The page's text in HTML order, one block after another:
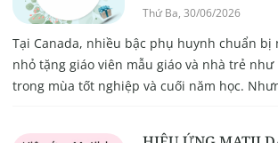
Thứ Ba, 30/06/2026
Tại Canada, nhiều bậc phụ huynh chuẩn bị
nhỏ tặng giáo viên mẫu giáo và nhà trẻ
trong mùa tốt nghiệp và cuối năm học.